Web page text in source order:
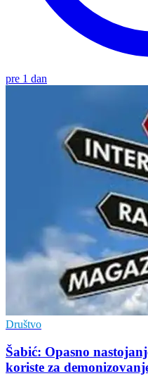
pre 1 dan
Društvo
Šabić: Opasno
koriste za